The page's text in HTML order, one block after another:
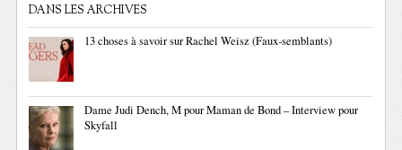
DANS LES ARCHIVES
13 choses à savoir sur Rachel Weisz (Faux-semblants)
Dame Judi Dench, M pour Maman de Bond – Interview pour
Skyfall